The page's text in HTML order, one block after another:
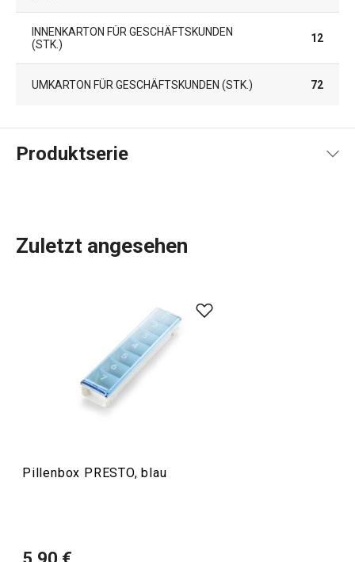
INNENKARTON FÜR GESCHÄFTSKUNDEN
(STK.)
12
UMKARTON FÜR GESCHÄFTSKUNDEN (STK.) 72
Produktserie
Zuletzt angesehen
Pillenbox PRESTO, blau